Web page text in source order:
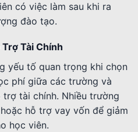
có việc làm sau khi ra
đào tạo.
Trợ Tài Chính
yếu tố quan trọng khi chọn
phí giữa các trường và
tài chính. Nhiều trường
hỗ trợ vay vốn để giảm
học viên.